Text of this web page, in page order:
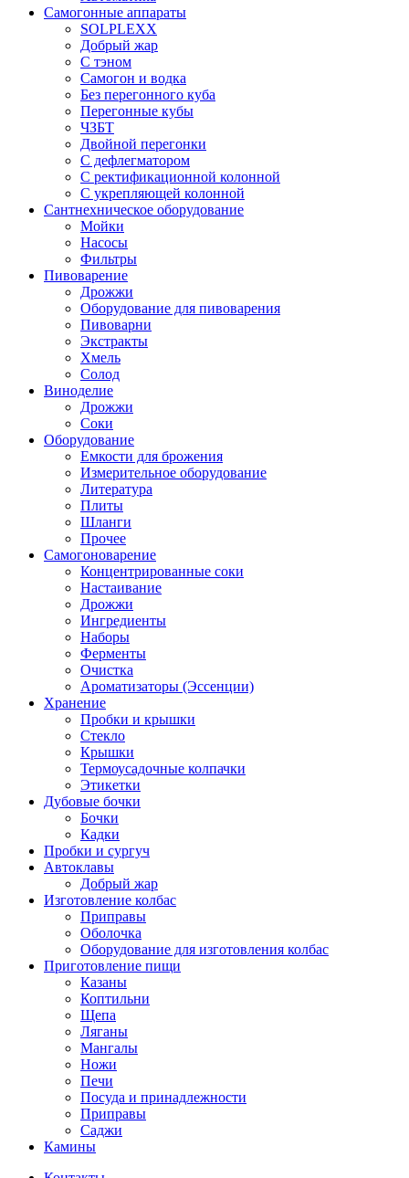
Самогонные аппараты
SOLPLEXX
Добрый жар
С тэном
Самогон и водка
Без перегонного куба
Перегонные кубы
ЧЗБТ
Двойной перегонки
С дефлегматором
С ректификационной колонной
С укрепляющей колонной
Сантнехническое оборудование
Мойки
Насосы
Фильтры
Пивоварение
Дрожжи
Оборудование для пивоварения
Пивоварни
Экстракты
Хмель
Солод
Виноделие
Дрожжи
Соки
Оборудование
Емкости для брожения
Измерительное оборудование
Литература
Плиты
Шланги
Прочее
Самогоноварение
Концентрированные соки
Настаивание
Дрожжи
Ингредиенты
Наборы
Ферменты
Очистка
Ароматизаторы (Эссенции)
Хранение
Пробки и крышки
Стекло
Крышки
Термоусадочные колпачки
Этикетки
Дубовые бочки
Бочки
Кадки
Пробки и сургуч
Автоклавы
Добрый жар
Изготовление колбас
Приправы
Оболочка
Оборудование для изготовления колбас
Приготовление пищи
Казаны
Коптильни
Щепа
Ляганы
Мангалы
Ножи
Печи
Посуда и принадлежности
Приправы
Саджи
Камины